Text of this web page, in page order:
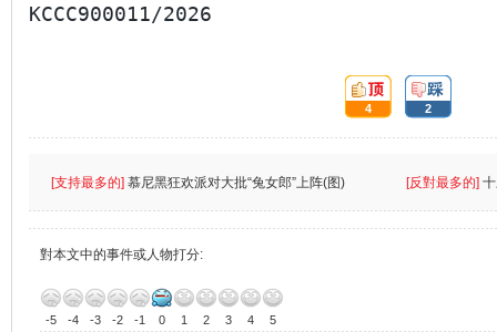
KCCC900011/2026
頂:
4
踩:
2
[支持最多的] 慕尼黑狂欢派对大批“兔女郎”上阵(图) [反對最多的]
對本文中的事件或人物打分:
-5 -4 -3 -2 -1 0 1 2 3 4 5